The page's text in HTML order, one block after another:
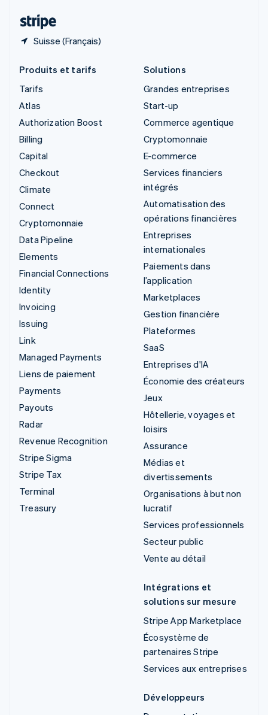
Suisse (Français)
Produits et tarifs
Tarifs
Atlas
Authorization Boost
Billing
Capital
Checkout
Climate
Connect
Cryptomonnaie
Data Pipeline
Elements
Financial Connections
Identity
Invoicing
Issuing
Link
Managed Payments
Liens de paiement
Payments
Payouts
Radar
Revenue Recognition
Stripe Sigma
Stripe Tax
Terminal
Treasury
Solutions
Grandes entreprises
Start-up
Commerce agentique
Cryptomonnaie
E-commerce
Services financiers
intégrés
Automatisation des
opérations financières
Entreprises
internationales
Paiements dans
l’application
Marketplaces
Gestion financière
Plateformes
SaaS
Entreprises d'IA
Économie des créateurs
Jeux
Hôtellerie, voyages et
loisirs
Assurance
Médias et
divertissements
Organisations à but non
lucratif
Services professionnels
Secteur public
Vente au détail
Intégrations et
solutions sur mesure
Stripe App Marketplace
Écosystème de
partenaires Stripe
Services aux entreprises
Développeurs